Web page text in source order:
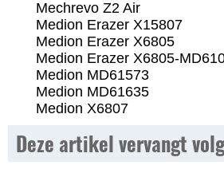
Mechrevo Z2 Air
Medion Erazer X15807
Medion Erazer X6805
Medion Erazer X6805-
Medion MD61573
Medion MD61635
Medion X6807
Deze artikel vervangt